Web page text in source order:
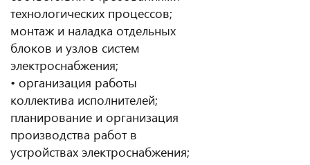
технологических процессов;
монтаж и наладка отдельных
блоков и узлов систем
электроснабжения;
• организация работы
коллектива исполнителей;
планирование и организация
производства работ в
устройствах электроснабжения;